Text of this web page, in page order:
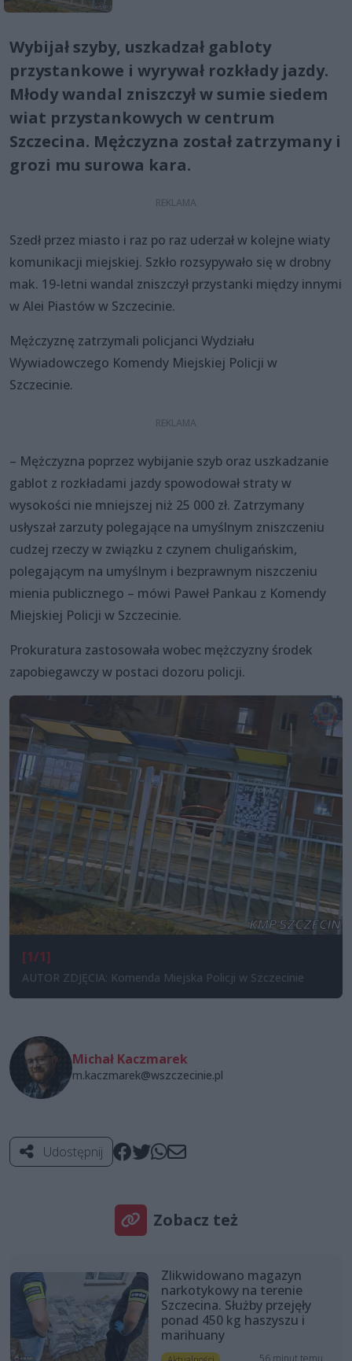
Wybijał szyby, uszkadzał gabloty
przystankowe i wyrywał rozkłady jazdy.
Młody wandal zniszczył w sumie siedem
wiat przystankowych w centrum
Szczecina. Mężczyzna został zatrzymany i
grozi mu surowa kara.
Szedł przez miasto i raz po raz uderzał w kolejne wiaty
komunikacji miejskiej. Szkło rozsypywało się w drobny
mak. 19-letni wandal zniszczył przystanki między innymi
w Alei Piastów w Szczecinie.
Mężczyznę zatrzymali policjanci Wydziału
Wywiadowczego Komendy Miejskiej Policji w
Szczecinie.
– Mężczyzna poprzez wybijanie szyb oraz uszkadzanie
gablot z rozkładami jazdy spowodował straty w
wysokości nie mniejszej niż 25 000 zł. Zatrzymany
usłyszał zarzuty polegające na umyślnym zniszczeniu
cudzej rzeczy w związku z czynem chuligańskim,
polegającym na umyślnym i bezprawnym niszczeniu
mienia publicznego – mówi Paweł Pankau z Komendy
Miejskiej Policji w Szczecinie.
Prokuratura zastosowała wobec mężczyzny środek
zapobiegawczy w postaci dozoru policji.
[1/1]
AUTOR ZDJĘCIA: Komenda Miejska Policji w Szczecinie
Michał Kaczmarek
m.kaczmarek@wszczecinie.pl
Udostępnij
Zobacz też
Zlikwidowano magazyn
narkotykowy na terenie
Szczecina. Służby przejęły
ponad 450 kg haszyszu i
marihuany
56 minut temu